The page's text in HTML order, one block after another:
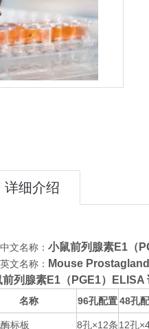
详细介绍
文名称： 小鼠前列腺素E1（
文名称： Mouse
前列腺素E1（PGE1）ELISA
名称
96孔配置 48孔
标板 8孔×12条 12孔